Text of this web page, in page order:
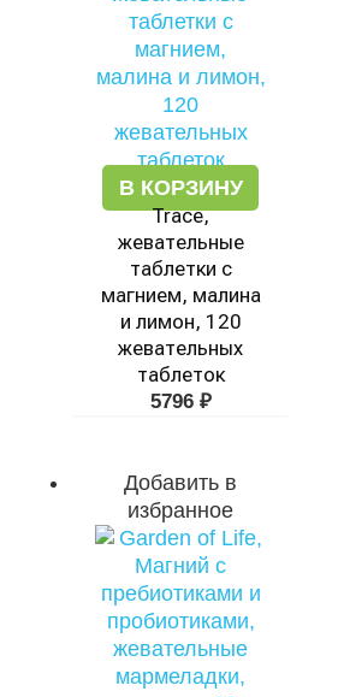
В КОРЗИНУ
Trace,
жевательные
таблетки с
магнием, малина
и лимон, 120
жевательных
таблеток
5796 ₽
Добавить в
избранное